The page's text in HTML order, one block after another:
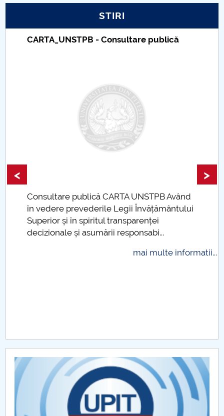
Proiect PRIM STUD
Protecția datelor personale
UNIVERSITATE pentru comunitate
IOSUD/CSUD-Doctorate
Comisie de etica unversitară
Accesibilitate pentru studenții cu dizabilități
Raportul Conducerii Centrului Universitar Pitești
privind implementarea Planului Operațional 2020-
Chestionar angajabilitate ALUMNI – UPB
CAR2026
MENIU CANTINA
ALEGERI DFMI
STIRI
CARTA_UNSTPB - Consultare publică
Consultare publică CARTA UNSTPB Având
în vedere prevederile Legii Învățământului
Superior și în spiritul transparenței
decizionale și asumării responsabi...
mai multe informatii...
< >